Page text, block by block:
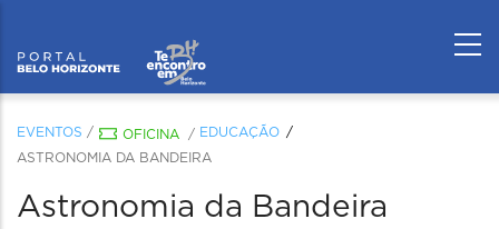
EVENTOS / OFICINA / EDUCAÇÃO
ASTRONOMIA DA BANDEIRA
Astronomia da Bandeira